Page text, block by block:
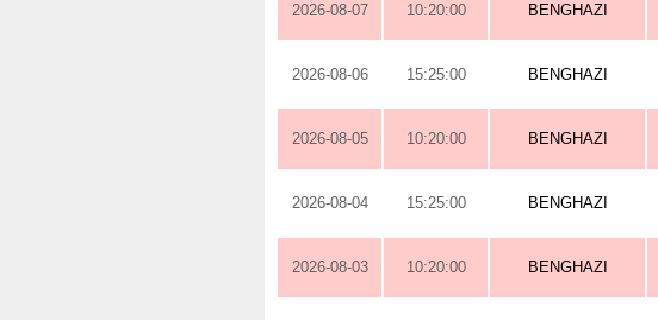
2026-08-07 10:20:00 BENGHAZI
2026-08-06 15:25:00 BENGHAZI
2026-08-05 10:20:00 BENGHAZI
2026-08-04 15:25:00 BENGHAZI
2026-08-03 10:20:00 BENGHAZI